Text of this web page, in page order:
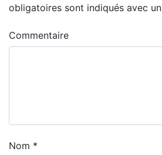
obligatoires sont indiqués avec un
Commentaire
Nom *